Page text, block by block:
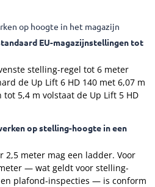
op hoogte in het magazijn
EU-magazijnstellingen tot
stelling-regel tot 6 meter
de Up Lift 6 HD 140 met 6,07 m
5,4 m volstaat de Up Lift 5 HD
op stelling-hoogte in een
2,5 meter mag een ladder. Voor
— wat geldt voor stelling-
plafond-inspecties — is conform